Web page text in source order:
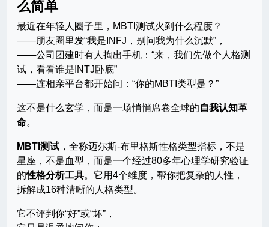
么简单
最近在年轻人圈子里，MBTI测试火到什么程度？
——朋友圈里发“我是INFJ，别问我为什么沉默”，
——公司团建时有人掏出手机：“来，我们先做个人格测
试，看看谁是INTJ卧底”
——连相亲平台都开始问：“你的MBTI类型是？”
这不是什么玄学，而是一场悄悄席卷全球的自我认知革
命。
MBTI测试 ，全称迈尔斯-布里格斯性格类型指标，不是
星座，不是血型，而是一个经过80多年心理学研究验证
的性格分析工具。它用4个维度，帮你把复杂的人性，
拆解成16种清晰的人格类型。
它不评判你“好”或“坏”，